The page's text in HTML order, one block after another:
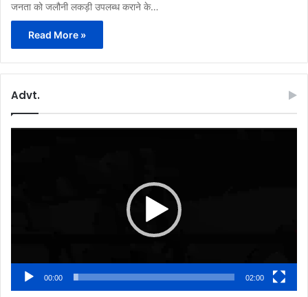
जनता को जलौनी लकड़ी उपलब्ध कराने के…
Read More »
Advt.
00:00 02:00